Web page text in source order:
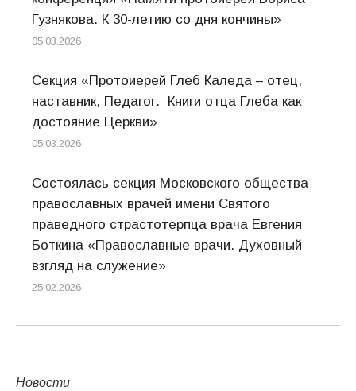
Гузнякова. К 30-летию со дня кончины»
05.03.2026
Секция «Протоиерей Глеб Каледа – отец,
наставник, Педагог. Книги отца Глеба как
достояние Церкви»
05.03.2026
Состоялась секция Московского общества
православных врачей имени Святого
праведного страстотерпца врача Евгения
Боткина «Православные врачи. Духовный
взгляд на служение»
25.02.2026
Новости